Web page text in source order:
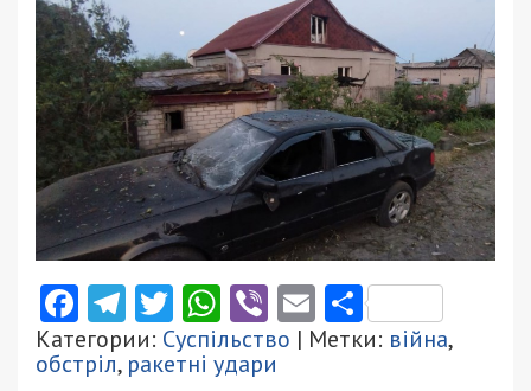
Facebook
Telegram
Twitter
WhatsApp
ViberEmail
Категории: Суспільство | Метки: війна,
обстріл, ракетні удари